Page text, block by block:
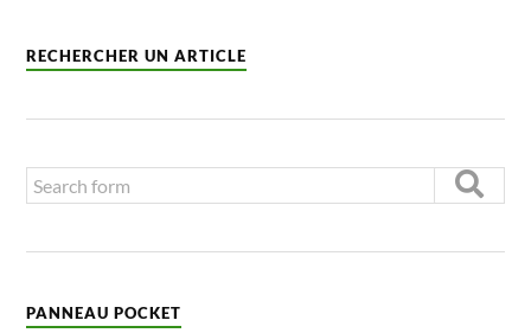
RECHERCHER UN ARTICLE
PANNEAU POCKET